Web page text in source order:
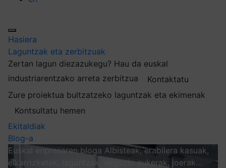
Hasiera
Laguntzak eta zerbitzuak
Zertan lagun diezazukegu? Hau da euskal
industriarentzako arreta zerbitzua
Kontaktatu
Zure proiektua bultzatzeko laguntzak eta ekimenak
Kontsultatu hemen
Ekitaldiak
Blog-a
Euskal enpresaren bloga Albisteak, erabilera kasuak,
elkarrizketak, laguntzak, negozio aukerak, joerak…